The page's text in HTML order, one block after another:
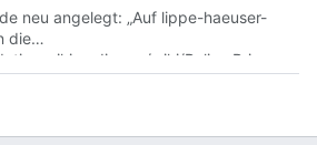
neu angelegt: „Auf lippe-haeuser-
die
wiki/Policy:Privacy_